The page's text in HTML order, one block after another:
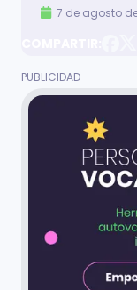
7 de agosto